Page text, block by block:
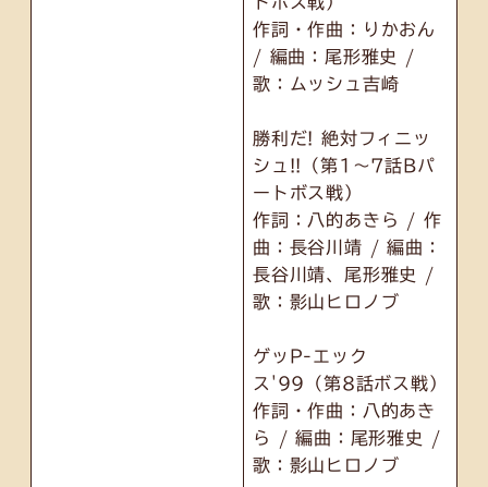
作詞・作曲：りかおん
/ 編曲：尾形雅史 /
歌：ムッシュ吉崎
勝利だ! 絶対フィニッ
シュ!!（第1～7話Bパ
ートボス戦）
作詞：八的あきら / 作
曲：長谷川靖 / 編曲：
長谷川靖、尾形雅史 /
歌：影山ヒロノブ
ゲッP-エック
ス'99（第8話ボス戦）
作詞・作曲：八的あき
ら / 編曲：尾形雅史 /
歌：影山ヒロノブ